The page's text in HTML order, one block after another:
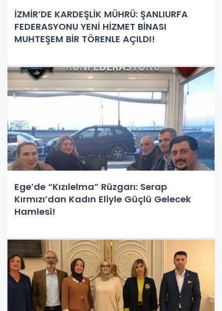
İZMİR’DE KARDEŞLİK MÜHRÜ: ŞANLIURFA
FEDERASYONU YENİ HİZMET BİNASI
MUHTEŞEM BİR TÖRENLE AÇILDI!
Ege’de “Kızılelma” Rüzgarı: Serap
Kırmızı’dan Kadın Eliyle Güçlü Gelecek
Hamlesi!